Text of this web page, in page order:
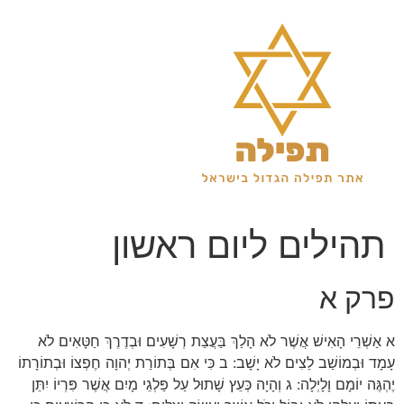
תהילים ליום ראשון
פרק א
א אַשְׁרֵי הָאִישׁ אֲשֶׁר לֹא הָלַךְ בַּעֲצַת רְשָׁעִים וּבְדֶרֶךְ חַטָּאִים לֹא
עָמָד וּבְמוֹשַׁב לֵצִים לֹא יָשָׁב: ב כִּי אִם בְּתוֹרַת יְהוָה חֶפְצוֹ וּבְתוֹרָתוֹ
יֶהְגֶּה יוֹמָם וָלָיְלָה: ג וְהָיָה כְּעֵץ שָׁתוּל עַל פַּלְגֵי מָיִם אֲשֶׁר פִּרְיוֹ יִתֵּן